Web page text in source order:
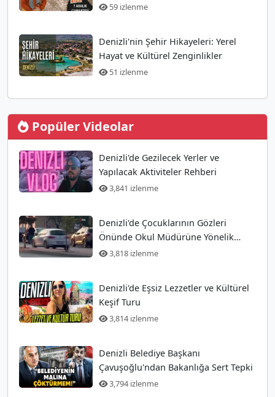
59 izlenme
Denizli'nin Şehir Hikayeleri: Yerel
Hayat ve Kültürel Zenginlikler
51 izlenme
Popüler Videolar
Denizli'de Gezilecek Yerler ve
Yapılacak Aktiviteler Rehberi
3,841 izlenme
Denizli'de Çocuklarının Gözleri
Önünde Okul Müdürüne Yönelik
Silahlı Saldırı Gerçekleşti
3,818 izlenme
Denizli'de Eşsiz Lezzetler ve Kültürel
Keşif Turu
3,814 izlenme
Denizli Belediye Başkanı
Çavuşoğlu'ndan Bakanlığa Sert Tepki
3,794 izlenme